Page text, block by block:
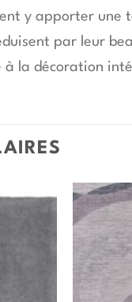
y apporter
par leur
à la décoration